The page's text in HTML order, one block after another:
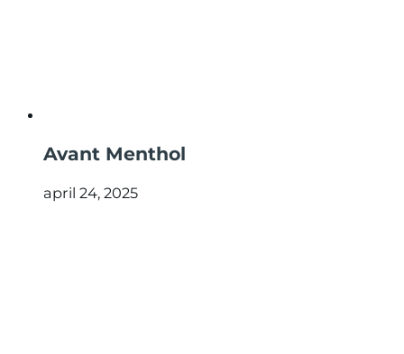
Avant Menthol
april 24, 2025